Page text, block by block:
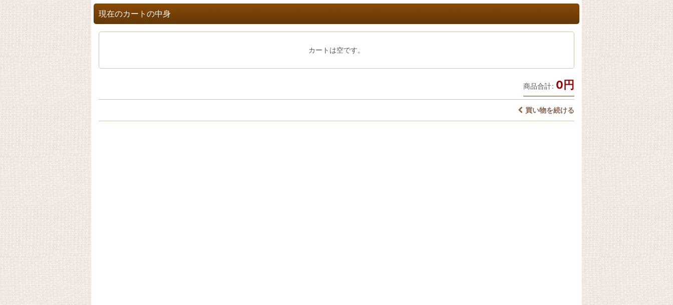
現在のカートの中身
カートは空です。
商品合計: 0円
買い物を続ける